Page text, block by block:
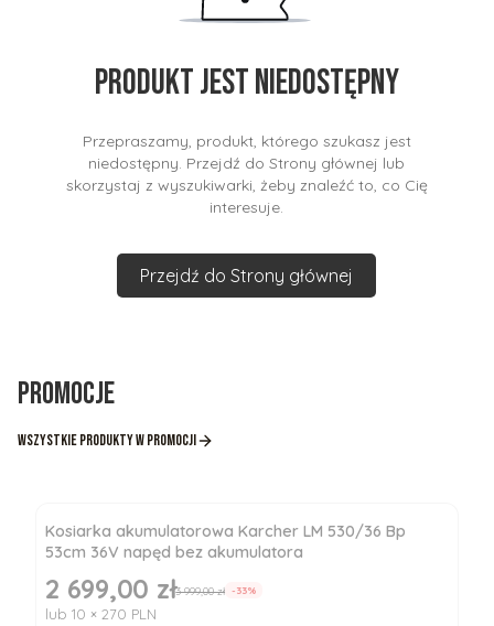
Produkt jest niedostępny
Przepraszamy, produkt, którego szukasz jest
niedostępny. Przejdź do Strony głównej lub
skorzystaj z wyszukiwarki, żeby znaleźć to, co Cię
interesuje.
Przejdź do Strony głównej
Promocje
Wszystkie produkty w promocji
Kosiarka akumulatorowa Karcher LM 530/36 Bp
53cm 36V napęd bez akumulatora
Cena promocyjna
2 699,00 zł3 999,00 zł -33%
lub 10 × 270 PLN